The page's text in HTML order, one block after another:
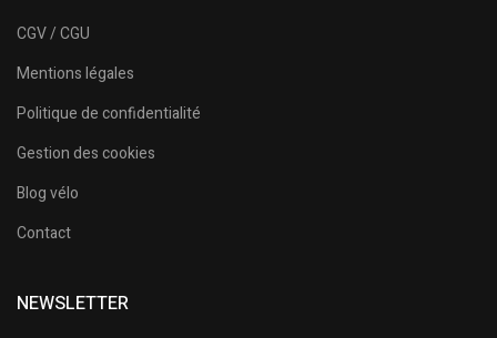
CGV / CGU
Mentions légales
Politique de confidentialité
Gestion des cookies
Blog vélo
Contact
NEWSLETTER